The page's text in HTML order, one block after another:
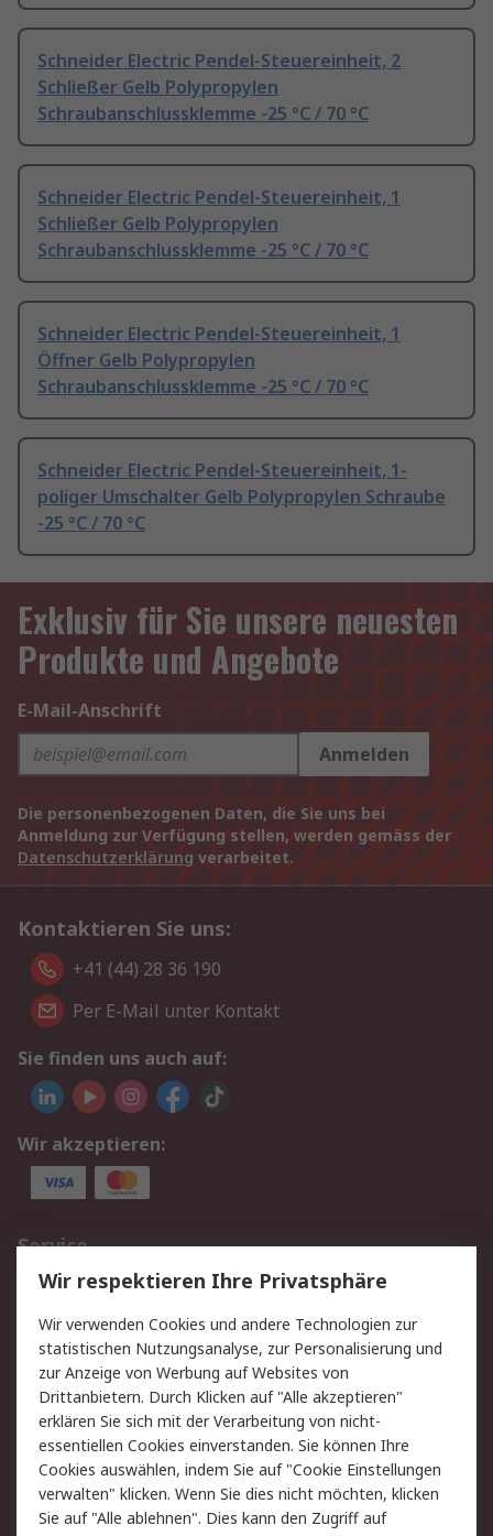
Schneider Electric Pendel-Steuereinheit, 2
Schließer Gelb Polypropylen
Schraubanschlussklemme -25 °C / 70 °C
Schneider Electric Pendel-Steuereinheit, 1
Schließer Gelb Polypropylen
Schraubanschlussklemme -25 °C / 70 °C
Schneider Electric Pendel-Steuereinheit, 1
Öffner Gelb Polypropylen
Schraubanschlussklemme -25 °C / 70 °C
Schneider Electric Pendel-Steuereinheit, 1-
poliger Umschalter Gelb Polypropylen Schraube
-25 °C / 70 °C
Exklusiv für Sie unsere neuesten
Produkte und Angebote
E-Mail-Anschrift
Anmelden
Die personenbezogenen Daten, die Sie uns bei
Anmeldung zur Verfügung stellen, werden gemäss der
Datenschutzerklärung verarbeitet.
Kontaktieren Sie uns:
+41 (44) 28 36 190
Per E-Mail unter Kontakt
Sie finden uns auch auf:
Wir akzeptieren:
Service
Value Added Services
Lieferlösungen
Rücksendungen
Kontakt
Hilfe
Rechtliches
AGB
Datenschutz
Cookie-Richtlinie
Zahlungsbedingungen
Copyright/Impressum
Wir respektieren Ihre Privatsphäre
Wir verwenden Cookies und andere Technologien zur
statistischen Nutzungsanalyse, zur Personalisierung und
zur Anzeige von Werbung auf Websites von
Drittanbietern. Durch Klicken auf "Alle akzeptieren"
erklären Sie sich mit der Verarbeitung von nicht-
essentiellen Cookies einverstanden. Sie können Ihre
Cookies auswählen, indem Sie auf "Cookie Einstellungen
verwalten" klicken. Wenn Sie dies nicht möchten, klicken
Sie auf "Alle ablehnen". Dies kann den Zugriff auf